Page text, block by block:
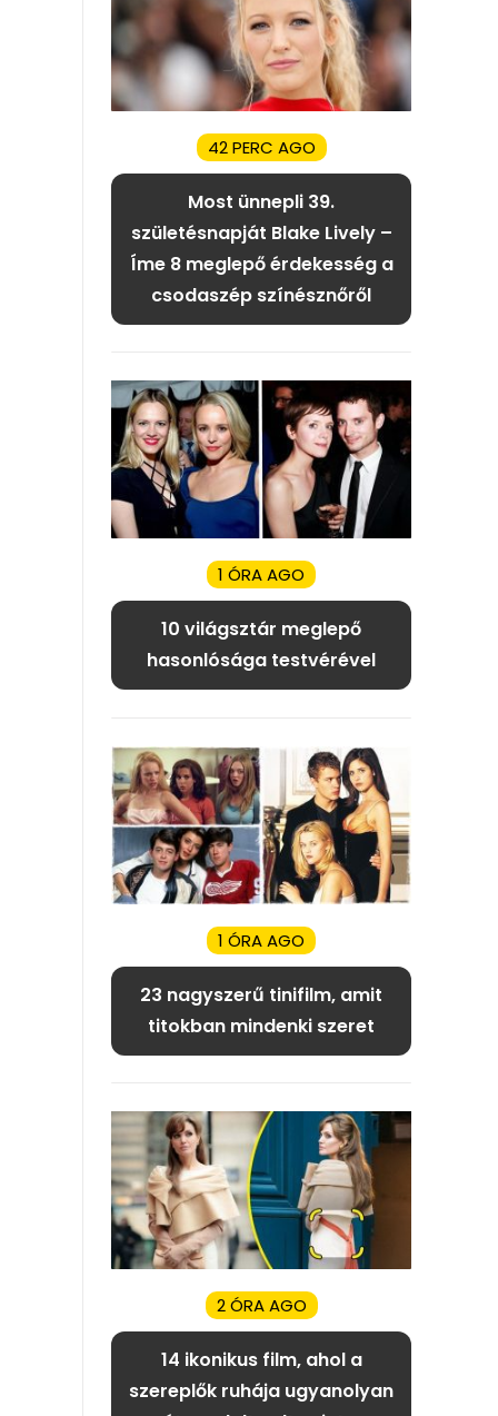
42 PERC AGO
Most ünnepli 39.
születésnapját Blake Lively –
Íme 8 meglepő érdekesség a
csodaszép színésznőről
1 ÓRA AGO
10 világsztár meglepő
hasonlósága testvérével
1 ÓRA AGO
23 nagyszerű tinifilm, amit
titokban mindenki szeret
2 ÓRA AGO
14 ikonikus film, ahol a
szereplők ruhája ugyanolyan